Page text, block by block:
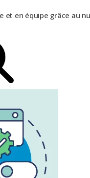
et en équipe grâce au